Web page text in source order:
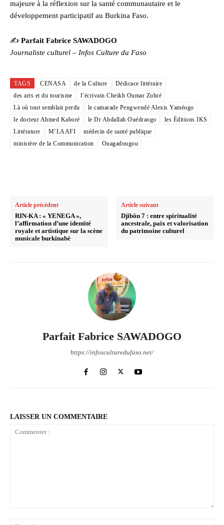
majeure à la réflexion sur la santé communautaire et le
développement participatif au Burkina Faso.
✍️ Parfait Fabrice SAWADOGO
Journaliste culturel – Infos Culture du Faso
TAGS CENASA de la Culture
Dédicace littéraire
des arts et du tourisme
l’écrivain Cheikh Oumar Zohré
Là où tout semblait perdu
le camarade Pengwendé Alexis Yaméogo
le docteur Ahmed Kaboré
le Dr Abdallah Ouédraogo
les Éditions IKS
Littérature
M’LAAFI
médecin de santé publique
ministère de la Communication
Ouagadougou
Article précédent
RIN-KA : « YENEGA »,
l’affirmation d’une identité
royale et artistique sur la scène
musicale burkinabè
Article suivant
Djibôn 7 : entre spiritualité
ancestrale, paix et valorisation
du patrimoine culturel
Parfait Fabrice SAWADOGO
https://infosculturedufaso.net/
LAISSER UN COMMENTAIRE